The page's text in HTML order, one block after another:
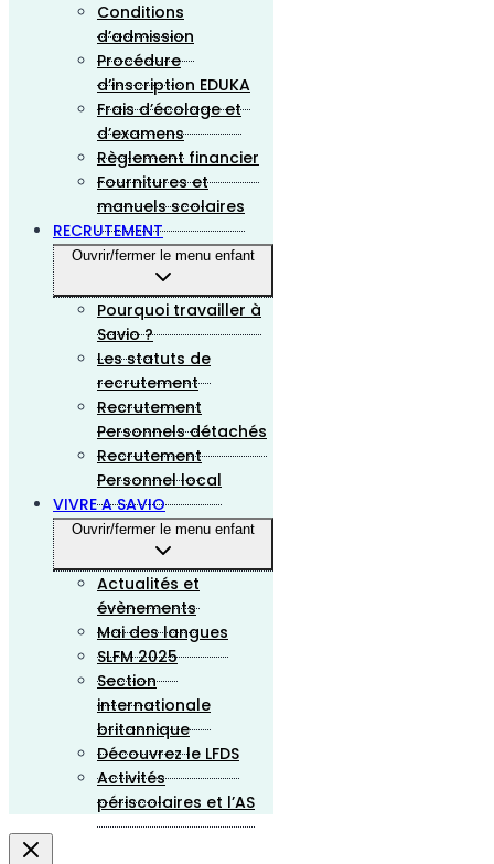
Conditions
d’admission
Procédure
d’inscription EDUKA
Frais d’écolage et
d’examens
Règlement financier
Fournitures et
manuels scolaires
RECRUTEMENT
Ouvrir/fermer le menu enfant
Pourquoi travailler à
Savio ?
Les statuts de
recrutement
Recrutement
Personnels détachés
Recrutement
Personnel local
VIVRE A SAVIO
Ouvrir/fermer le menu enfant
Actualités et
évènements
Mai des langues
SLFM 2025
Section
internationale
britannique
Découvrez le LFDS
Activités
périscolaires et l’AS